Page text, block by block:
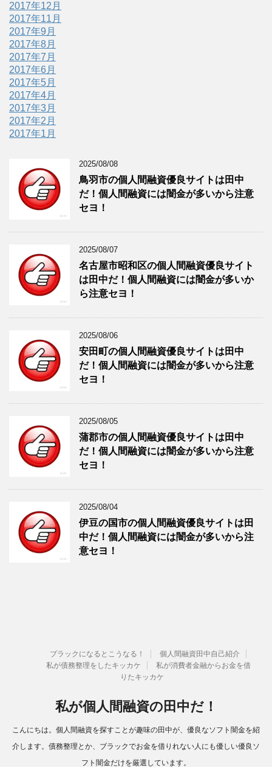
2017年12月
2017年11月
2017年9月
2017年8月
2017年7月
2017年6月
2017年5月
2017年4月
2017年3月
2017年2月
2017年1月
2025/08/08
鳥羽市の個人間融資優良サイトは田中
だ！個人間融資には闇金が多いから注意
セヨ！
2025/08/07
名古屋市昭和区の個人間融資優良サイト
は田中だ！個人間融資には闇金が多いか
ら注意セヨ！
2025/08/06
安田町の個人間融資優良サイトは田中
だ！個人間融資には闇金が多いから注意
セヨ！
2025/08/05
蒲郡市の個人間融資優良サイトは田中
だ！個人間融資には闇金が多いから注意
セヨ！
2025/08/04
伊豆の国市の個人間融資優良サイトは田
中だ！個人間融資には闇金が多いから注
意セヨ！
ブラックになるとこうなる！
個人間融資田中自己紹介
私が債務整理をしたキッカケ
私が消費者金融からお金を借
りたキッカケ
私が個人間融資の田中だ！
こんにちは。個人間融資を探すことが趣味の田中が、優良なソフト闇金を紹
介します。債務整理とか、ブラックでお金を借りれない人にも優しい優良ソ
フト闇金だけを厳選しています。